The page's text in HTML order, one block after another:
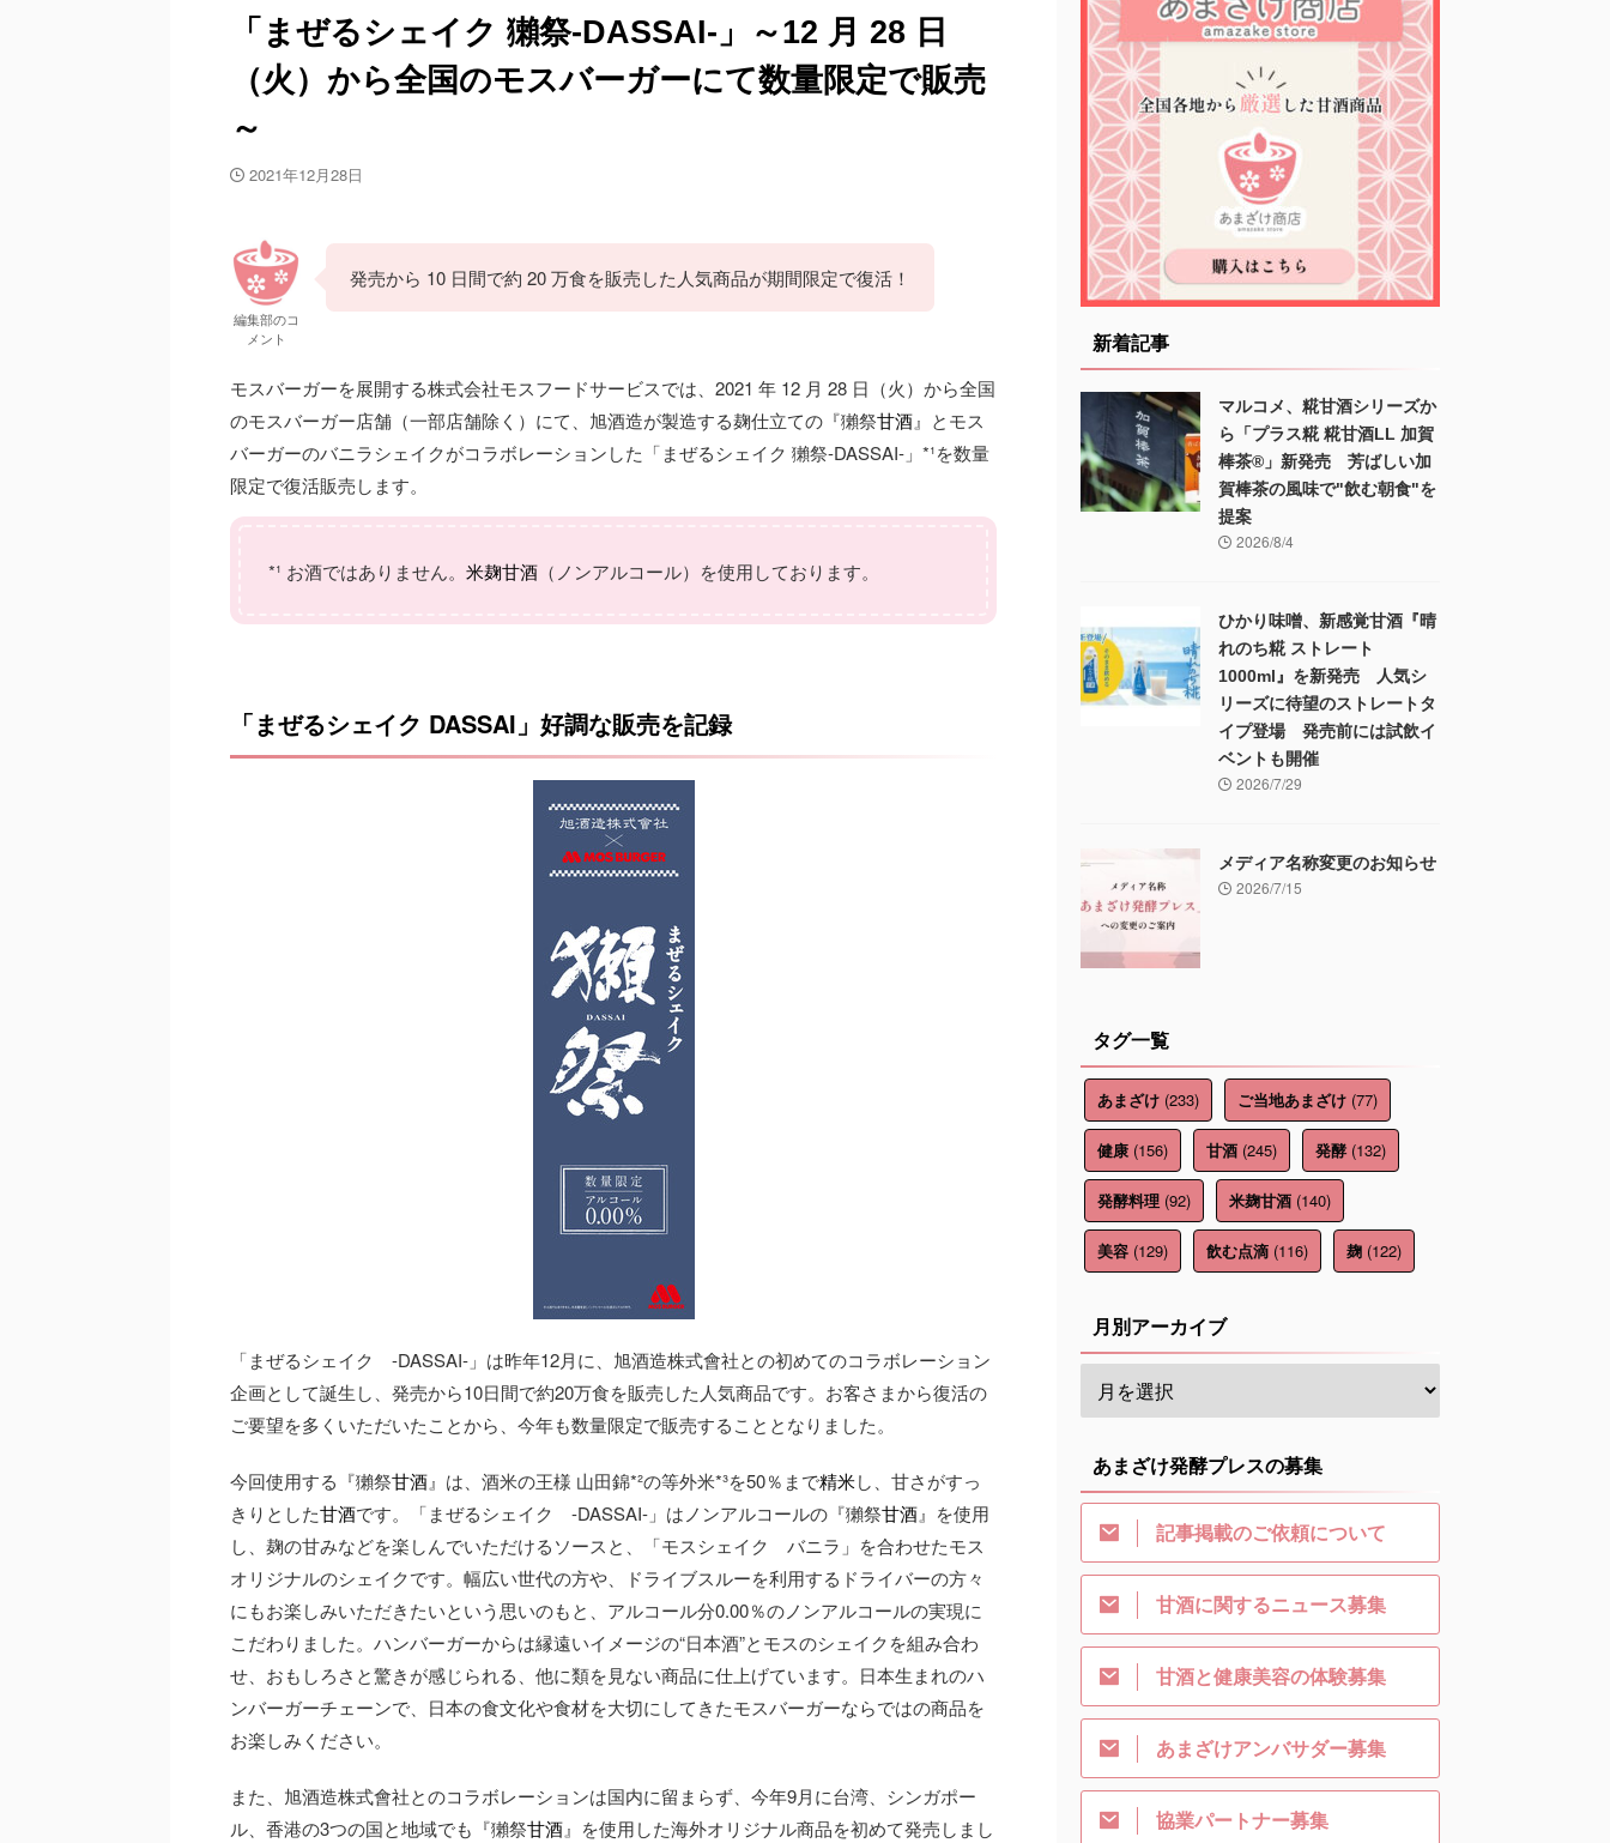
「まぜるシェイク 獺祭-DASSAI-」～12 月 28 日
（火）から全国のモスバーガーにて数量限定で販売
～
2021年12月28日
編集部のコ
メント
発売から 10 日間で約 20 万食を販売した人気商品が期間限定で復活！
モスバーガーを展開する株式会社モスフードサービスでは、2021 年 12 月 28 日（火）から全国
のモスバーガー店舗（一部店舗除く）にて、旭酒造が製造する麹仕立ての『獺祭甘酒』とモス
バーガーのバニラシェイクがコラボレーションした「まぜるシェイク 獺祭-DASSAI-」*¹を数量
限定で復活販売します。
*¹ お酒ではありません。 米麹甘酒（ノンアルコール）を使用しております。
「 まぜるシェイク DASSAI 」 好調な販売を記録
「まぜるシェイク -DASSAI-」は昨年12月に、旭酒造株式會社との初めてのコラボレーション
企画として誕生し、発売から10日間で約20万食を販売した人気商品です。お客さまから復活の
ご要望を多くいただいたことから、今年も数量限定で販売することとなりました。
今回使用する『獺祭甘酒』は、酒米の王様 山田錦*²の等外米*³を50％まで精米し、甘さがすっ
きりとした甘酒です。「まぜるシェイク -DASSAI-」はノンアルコールの『獺祭甘酒』を使用
し、麹の甘みなどを楽しんでいただけるソースと、「モスシェイク バニラ」を合わせたモス
オリジナルのシェイクです。幅広い世代の方や、ドライブスルーを利用するドライバーの方々
にもお楽しみいただきたいという思いのもと、アルコール分0.00％のノンアルコールの実現に
こだわりました。ハンバーガーからは縁遠いイメージの“日本酒”とモスのシェイクを組み合わ
せ、おもしろさと驚きが感じられる、他に類を見ない商品に仕上げています。日本生まれのハ
ンバーガーチェーンで、日本の食文化や食材を大切にしてきたモスバーガーならではの商品を
お楽しみください。
また、旭酒造株式會社とのコラボレーションは国内に留まらず、今年9月に台湾、シンガポー
ル、香港の3つの国と地域でも『獺祭甘酒』を使用した海外オリジナル商品を初めて発売しまし
新着記事
マルコメ、糀甘酒シリーズか
ら「プラス糀 糀甘酒LL 加賀
棒茶®」新発売 芳ばしい加
賀棒茶の風味で"飲む朝食"を
提案
2026/8/4
ひかり味噌、新感覚甘酒『晴
れのち糀 ストレート
1000ml』を新発売 人気シ
リーズに待望のストレートタ
イプ登場 発売前には試飲イ
ベントも開催
2026/7/29
メディア名称変更のお知らせ
2026/7/15
タグ一覧
あまざけ (233) ご当地あまざけ (77)
健康 (156) 甘酒 (245) 発酵(132)
発酵料理 (92) 米麹甘酒 (140)
美容 (129) 飲む点滴 (116) 麹 (122)
月別アーカイブ
あまざけ発酵プレスの募集
記事掲載のご依頼について
甘酒に関するニュース募集
甘酒と健康美容の体験募集
あまざけアンバサダー募集
協業パートナー募集